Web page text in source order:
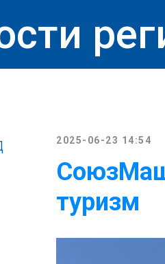
2025-06-23 14:54
туризм